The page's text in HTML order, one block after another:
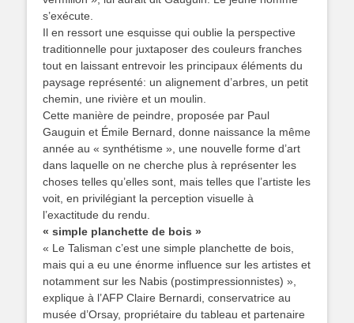
s’exécute.
Il en ressort une esquisse qui oublie la perspective
traditionnelle pour juxtaposer des couleurs franches
tout en laissant entrevoir les principaux éléments du
paysage représenté: un alignement d’arbres, un petit
chemin, une rivière et un moulin.
Cette manière de peindre, proposée par Paul
Gauguin et Émile Bernard, donne naissance la même
année au « synthétisme », une nouvelle forme d’art
dans laquelle on ne cherche plus à représenter les
choses telles qu’elles sont, mais telles que l’artiste les
voit, en privilégiant la perception visuelle à
l’exactitude du rendu.
« simple planchette de bois »
« Le Talisman c’est une simple planchette de bois,
mais qui a eu une énorme influence sur les artistes et
notamment sur les Nabis (postimpressionnistes) »,
explique à l’AFP Claire Bernardi, conservatrice au
musée d’Orsay, propriétaire du tableau et partenaire